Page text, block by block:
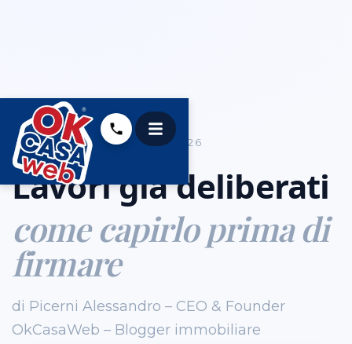
COMPRARE CASA 06.09.2026
Lavori già deliberati
come capirlo prima di
firmare
di Picerni Alessandro – CEO & Founder
OkCasaWeb – Blogger immobiliare